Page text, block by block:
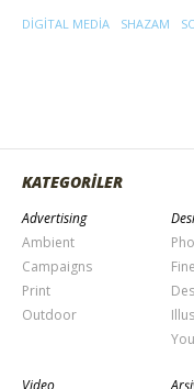
DIGITAL MEDIA SHAZAM
KATEGORİLER
Advertising
Ambient
Campaigns
Print
Outdoor
Video